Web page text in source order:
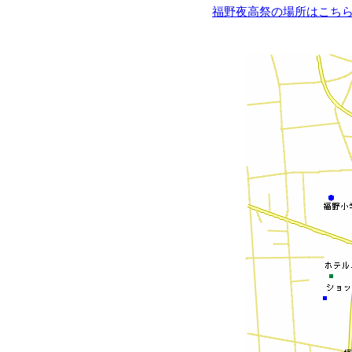
福野夜高祭の場所はこち